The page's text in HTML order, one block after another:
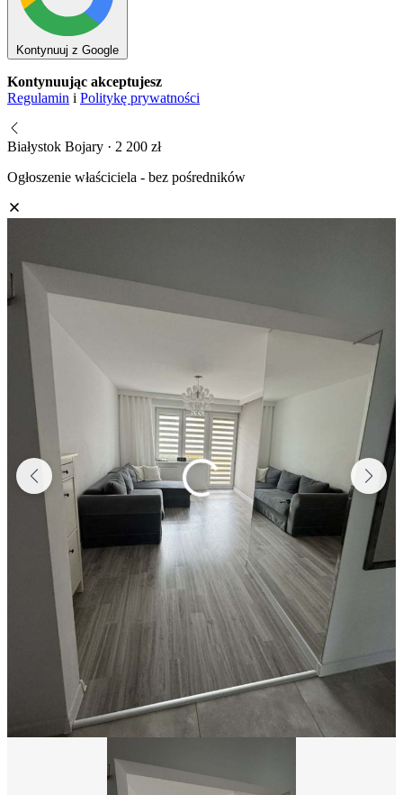
Kontynuuj z Google
Kontynuując akceptujesz
Regulamin i Politykę prywatności
Białystok Bojary · 2 200 zł
Ogłoszenie właściciela - bez pośredników